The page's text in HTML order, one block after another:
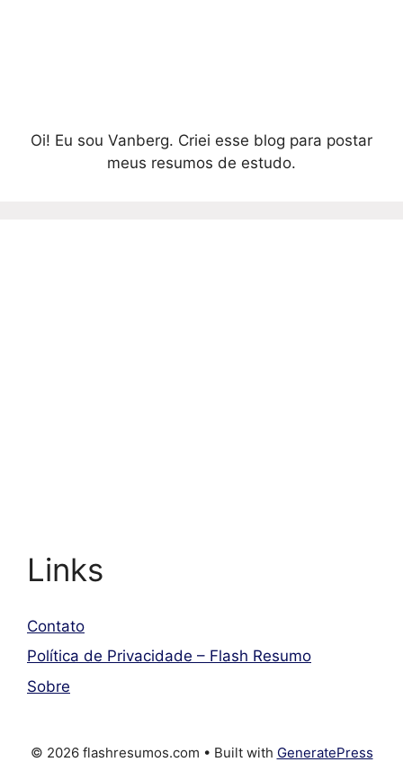
Oi! Eu sou Vanberg. Criei esse blog para postar
meus resumos de estudo.
Links
Contato
Política de Privacidade – Flash Resumo
Sobre
© 2026 flashresumos.com • Built with GeneratePress